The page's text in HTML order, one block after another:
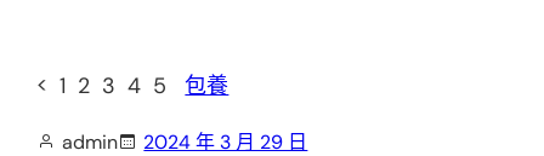
< 1 2 3 4 5包養
admin 2024 年 3 月 29 日